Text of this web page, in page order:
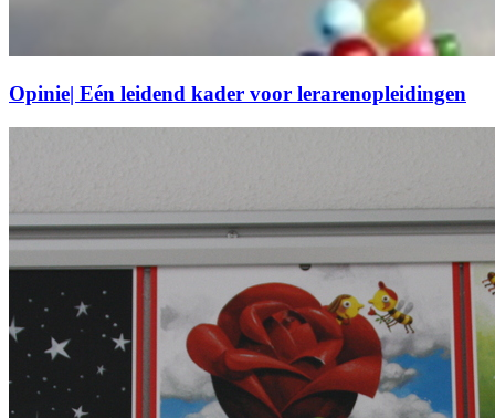
Opinie| Eén leidend kader voor lerarenopleidingen